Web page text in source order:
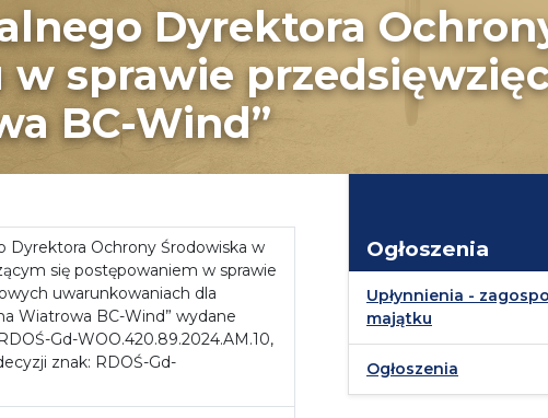
Dyrektora
sprawie
BC-Wind”
Dyrektora Ochrony Środowiska w
się postępowaniem w sprawie
uwarunkowaniach dla
Wiatrowa BC-Wind” wydane
Gd-WOO.420.89.2024.AM.10,
znak: RDOŚ-Gd-
Ogłoszenia
Upłynnienia -
majątku
Ogłoszenia